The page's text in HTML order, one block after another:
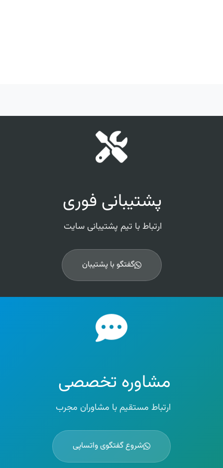
مشاوره تخصصی
ارتباط مستقیم با مشاوران مجرب
شروع گفتگوی واتساپی
پشتیبانی فوری
ارتباط با تیم پشتیبانی سایت
گفتگو با پشتیبان